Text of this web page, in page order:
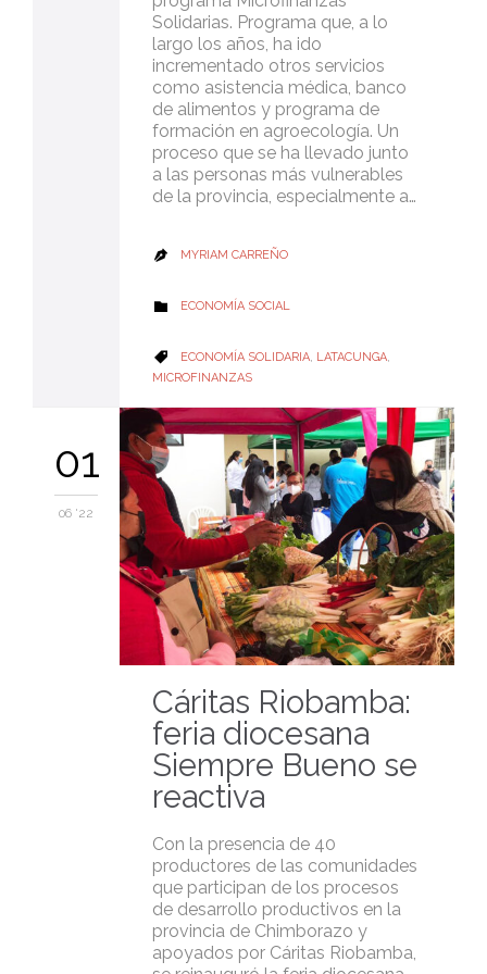
Solidarias. Programa que, a lo
largo los años, ha ido
incrementado otros servicios
como asistencia médica, banco
de alimentos y programa de
formación en agroecología. Un
proceso que se ha llevado junto
a las personas más vulnerables
de la provincia, especialmente a…
 MYRIAM CARREÑO
 CATEGORY
ECONOMÍA SOCIAL
 CATEGORY
ECONOMÍA SOLIDARIA, LATACUNGA,
MICROFINANZAS
01
06 '22
Cáritas Riobamba:
feria diocesana
Siempre Bueno se
reactiva
Con la presencia de 40
productores de las comunidades
que participan de los procesos
de desarrollo productivos en la
provincia de Chimborazo y
apoyados por Cáritas Riobamba,